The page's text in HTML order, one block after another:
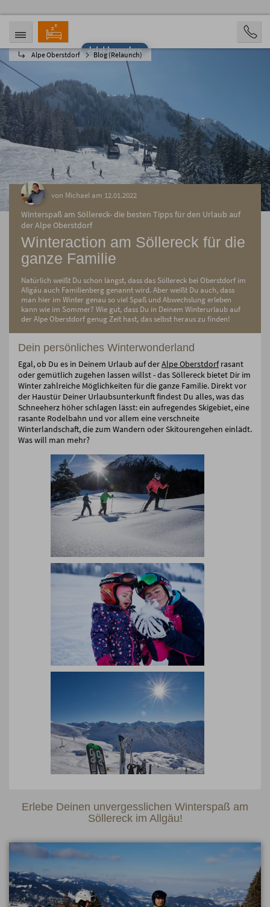
Jetzt bewerben
Alpe Oberstdorf Blog (Relaunch)
ANREISE
08.08.2026
ABREISE
13.08.2026
PERSONEN
2 Personen
BUCHEN
von Michael am 12.01.2022
Winterspaß am Söllereck- die besten Tipps für den Urlaub auf
der Alpe Oberstdorf
Winteraction am Söllereck für die
ganze Familie
Natürlich weißt Du schon längst, dass das Söllereck bei Oberstdorf im
Allgäu auch Familienberg genannt wird. Aber weißt Du auch, dass
man hier im Winter genau so viel Spaß und Abwechslung erleben
kann wie im Sommer? Wie gut, dass Du in Deinem Winterurlaub auf
der Alpe Oberstdorf genug Zeit hast, das selbst heraus zu finden!
Dein persönliches Winterwonderland
Egal, ob Du es in Deinem Urlaub auf derAlpe Oberstdorfrasant
oder gemütlich zugehen lassen willst - das Söllereck bietet Dir im
Winter zahlreiche Möglichkeiten für die ganze Familie. Direkt vor
der Haustür Deiner Urlaubsunterkunft findest Du alles, was das
Schneeherz höher schlagen lässt: ein aufregendes Skigebiet, eine
rasante Rodelbahn und vor allem eine verschneite
Winterlandschaft, die zum Wandern oder Skitourengehen einlädt.
Was will man mehr?
Erlebe Deinen unvergesslichen Winterspaß am
Söllereck im Allgäu!